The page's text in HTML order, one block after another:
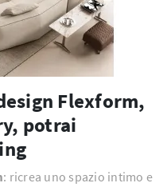
Flexform,
potrai
: ricrea uno spazio intimo e